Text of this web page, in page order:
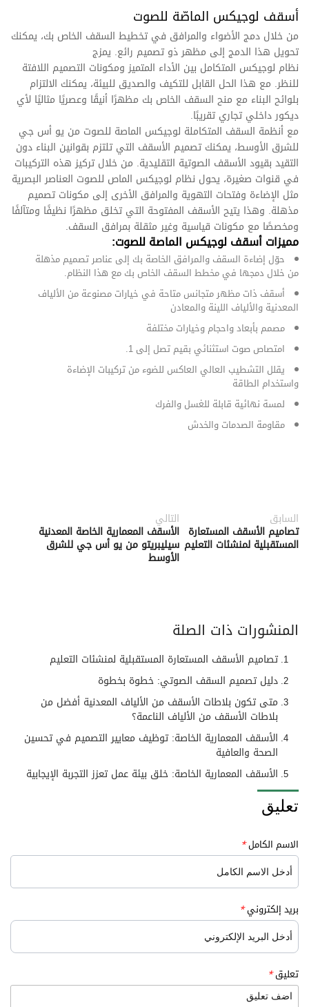
أسقف لوجيكس الماصّة للصوت
من خلال دمج الأضواء والمرافق في تخطيط السقف الخاص بك، يمكنك
تحويل هذا الدمج إلى مظهر ذو تصميم رائع. يمزج
نظام لوجيكس المتكامل بين الأداء المتميز ومكونات التصميم اللافتة
للنظر. مع هذا الحل القابل للتكيف والصديق للبيئة، يمكنك الالتزام
بلوائح البناء مع منح السقف الخاص بك مظهرًا أنيقًا وعصريًا مثاليًا لأي
ديكور داخلي تجاري تقريبًا.
مع أنظمة السقف المتكاملة لوجيكس الماصة للصوت من يو أس جي
للشرق الأوسط، يمكنك تصميم الأسقف التي تلتزم بقوانين البناء دون
التقيد بقيود الأسقف الصوتية التقليدية. من خلال تركيز هذه التركيبات
في قنوات صغيرة، يحول نظام لوجيكس الماص للصوت العناصر البصرية
مثل الإضاءة وفتحات التهوية والمرافق الأخرى إلى مكونات تصميم
مذهلة. وهذا يتيح الأسقف المفتوحة التي تخلق مظهرًا نظيفًا ومتآلفًا
ومخصصًا مع مكونات قياسية وغير مثقلة بمرافق السقف.
مميزات أسقف لوجيكس الماصة للصوت:
حوّل إضاءة السقف والمرافق الخاصة بك إلى عناصر تصميم مذهلة
من خلال دمجها في مخطط السقف الخاص بك مع هذا النظام.
أسقف ذات مظهر متجانس متاحة في خيارات مصنوعة من الألياف
المعدنية والألياف اللينة والمعادن
مصمم بأبعاد واحجام وخيارات مختلفة
امتصاص صوت استثنائي بقيم تصل إلى 1 .
يقلل التشطيب العالي العاكس للضوء من تركيبات الإضاءة
واستخدام الطاقة
لمسة نهائية قابلة للغسل والفرك
مقاومة الصدمات والخدش
السابق
تصاميم الأسقف المستعارة
المستقبلية لمنشئات التعليم
التالي
الأسقف المعمارية الخاصة المعدنية
سيليبريتو من يو أس جي للشرق
الأوسط
المنشورات ذات الصلة
تصاميم الأسقف المستعارة المستقبلية لمنشئات التعليم
دليل تصميم السقف الصوتي: خطوة بخطوة
متى تكون بلاطات الأسقف من الألياف المعدنية أفضل من
بلاطات الأسقف من الألياف الناعمة؟
الأسقف المعمارية الخاصة: توظيف معايير التصميم في تحسين
الصحة والعافية
الأسقف المعمارية الخاصة: خلق بيئة عمل تعزز التجربة الإيجابية
تعليق
الاسم الكامل*
بريد إلكتروني*
تعليق*